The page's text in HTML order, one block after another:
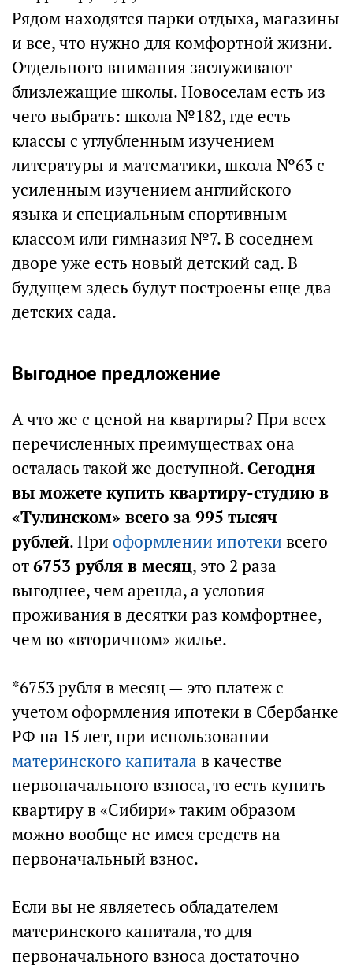
Рядом находятся парки отдыха, магазины
и все, что нужно для комфортной жизни.
Отдельного внимания заслуживают
близлежащие школы. Новоселам есть из
чего выбрать: школа №182, где есть
классы с углубленным изучением
литературы и математики, школа №63 с
усиленным изучением английского
языка и специальным спортивным
классом или гимназия №7. В соседнем
дворе уже есть новый детский сад. В
будущем здесь будут построены еще два
детских сада.
Выгодное предложение
А что же с ценой на квартиры? При всех
перечисленных преимуществах она
осталась такой же доступной.Сегодня
вы можете купить квартиру-студию в
«Тулинском» всего за 995 тысяч
рублей. При оформлении ипотеки всего
от6753 рубля в месяц, это 2 раза
выгоднее, чем аренда, а условия
проживания в десятки раз комфортнее,
чем во «вторичном» жилье.
*6753 рубля в месяц — это платеж с
учетом оформления ипотеки в Сбербанке
РФ на 15 лет, при использовании
материнского капитала в качестве
первоначального взноса, то есть купить
квартиру в «Сибири» таким образом
можно вообще не имея средств на
первоначальный взнос.
Если вы не являетесь обладателем
материнского капитала, то для
первоначального взноса достаточно